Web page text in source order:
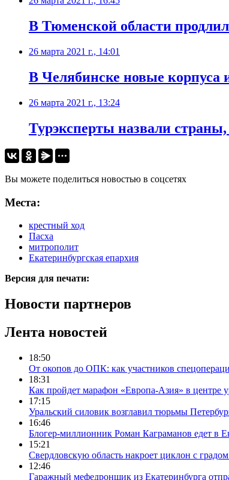
В Тюменской области
26 марта 2021 г., 14:01
​В Челябинске новые корпуса
26 марта 2021 г., 13:24
​Турэксперты назвали
Вы можете поделиться новостью в соцсетях
Места:
крестный ход
Пасха
митрополит
Екатеринбургская епархия
Версия для печати:
Новости партнеров
Лента новостей
18:50
От окопов до ОПК: как участников
18:31
Как пройдет марафон «Европа-Азия» в центре
17:15
Уральский силовик возглавил тюрьмы
16:46
Блогер-миллионник Роман Каграманов едет в
15:21
Свердловскую область накроет циклон с
12:46
Гаражный мефедронщик из Екатеринбурга